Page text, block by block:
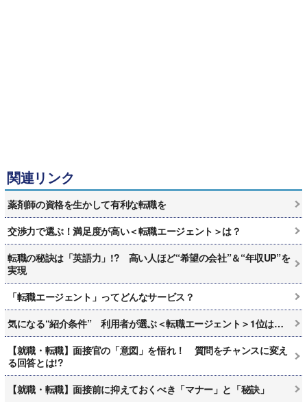
関連リンク
薬剤師の資格を生かして有利な転職を
交渉力で選ぶ！満足度が高い＜転職エージェント＞は？
転職の秘訣は「英語力」!? 高い人ほど“希望の会社”＆“年収UP”を
実現
「転職エージェント」ってどんなサービス？
気になる“紹介条件” 利用者が選ぶ＜転職エージェント＞1位は…
【就職・転職】面接官の「意図」を悟れ！ 質問をチャンスに変え
る回答とは!?
【就職・転職】面接前に抑えておくべき「マナー」と「秘訣」